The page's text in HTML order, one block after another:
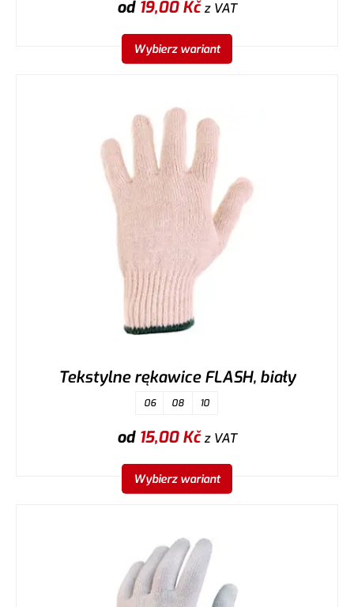
od 19,00Kčz VAT
Wybierz wariant
Tekstylne rękawice FLASH, biały
06 08 10
od 15,00Kčz VAT
Wybierz wariant